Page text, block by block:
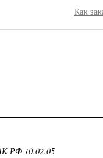
Как
РФ 10.02.05